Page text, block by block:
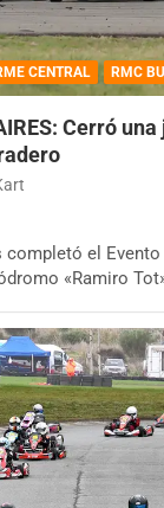
CENTRAL RMC
Cerró
completó el
«Ramiro